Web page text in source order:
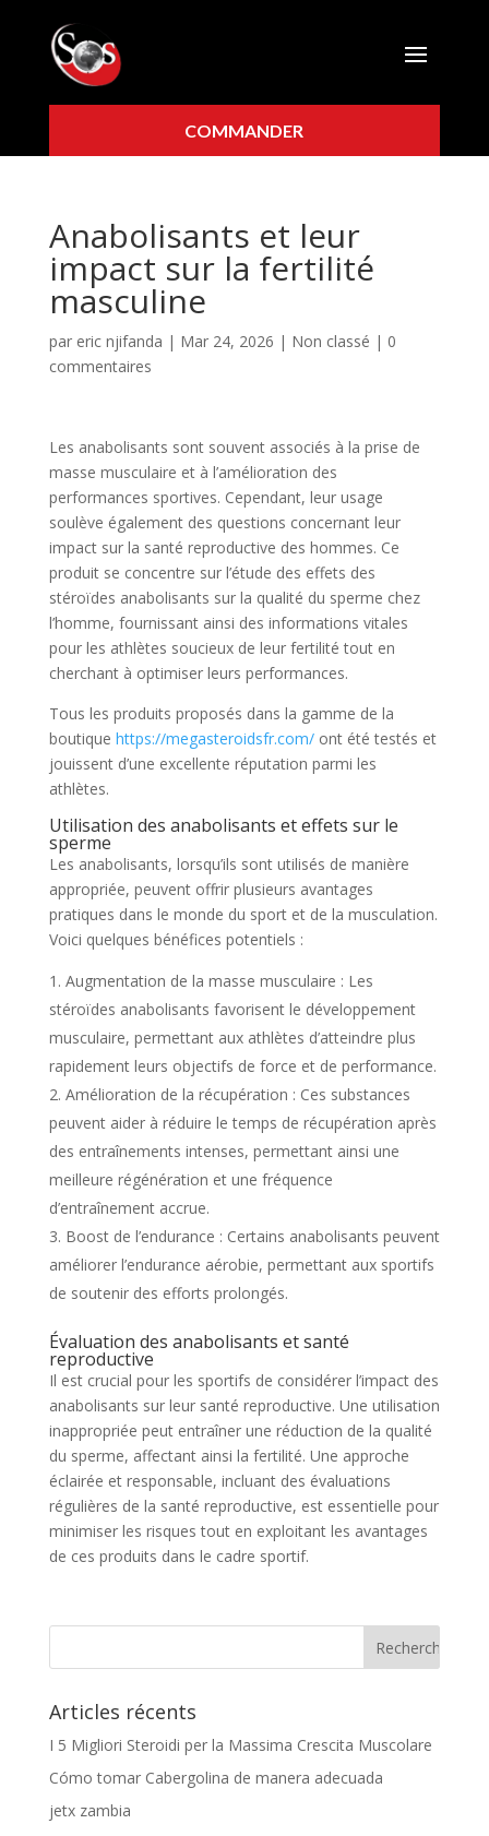
COMMANDER
Anabolisants et leur
impact sur la fertilité
masculine
par eric njifanda | Mar 24, 2026 | Non classé | 0
commentaires
Les anabolisants sont souvent associés à la prise de
masse musculaire et à l’amélioration des
performances sportives. Cependant, leur usage
soulève également des questions concernant leur
impact sur la santé reproductive des hommes. Ce
produit se concentre sur l’étude des effets des
stéroïdes anabolisants sur la qualité du sperme chez
l’homme, fournissant ainsi des informations vitales
pour les athlètes soucieux de leur fertilité tout en
cherchant à optimiser leurs performances.
Tous les produits proposés dans la gamme de la
boutique https://megasteroidsfr.com/ont été testés et
jouissent d’une excellente réputation parmi les
athlètes.
Utilisation des anabolisants et effets sur le
sperme
Les anabolisants, lorsqu’ils sont utilisés de manière
appropriée, peuvent offrir plusieurs avantages
pratiques dans le monde du sport et de la musculation.
Voici quelques bénéfices potentiels :
Augmentation de la masse musculaire : Les
stéroïdes anabolisants favorisent le développement
musculaire, permettant aux athlètes d’atteindre plus
rapidement leurs objectifs de force et de performance.
Amélioration de la récupération : Ces substances
peuvent aider à réduire le temps de récupération après
des entraînements intenses, permettant ainsi une
meilleure régénération et une fréquence
d’entraînement accrue.
Boost de l’endurance : Certains anabolisants peuvent
améliorer l’endurance aérobie, permettant aux sportifs
de soutenir des efforts prolongés.
Évaluation des anabolisants et santé
reproductive
Il est crucial pour les sportifs de considérer l’impact des
anabolisants sur leur santé reproductive. Une utilisation
inappropriée peut entraîner une réduction de la qualité
du sperme, affectant ainsi la fertilité. Une approche
éclairée et responsable, incluant des évaluations
régulières de la santé reproductive, est essentielle pour
minimiser les risques tout en exploitant les avantages
de ces produits dans le cadre sportif.
Articles récents
I 5 Migliori Steroidi per la Massima Crescita Muscolare
Cómo tomar Cabergolina de manera adecuada
jetx zambia